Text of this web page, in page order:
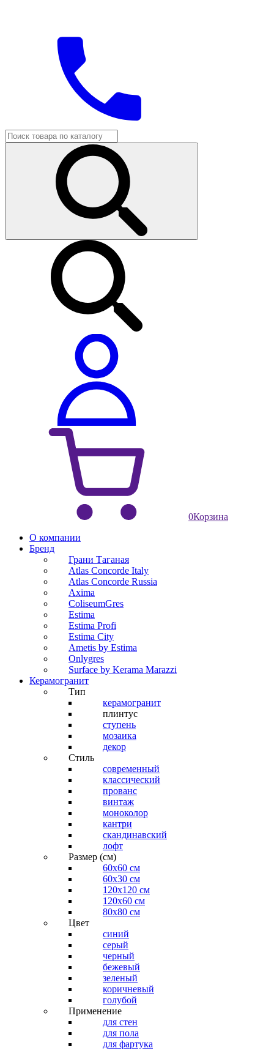
0Корзина
О компании
Бренд
Грани Таганая
Atlas Concorde Italy
Atlas Concorde Russia
Axima
ColiseumGres
Estima
Estima Profi
Estima City
Ametis by Estima
Onlygres
Surface by Kerama Marazzi
Керамогранит
Тип
керамогранит
плинтус
ступень
мозаика
декор
Стиль
современный
классический
прованс
винтаж
моноколор
кантри
скандинавский
лофт
Размер (см)
60х60 см
60x30 см
120x120 см
120x60 см
80x80 см
Цвет
синий
серый
черный
бежевый
зеленый
коричневый
голубой
Применение
для стен
для пола
для фартука